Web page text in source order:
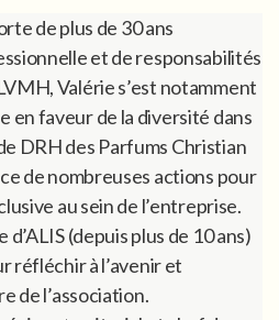
de plus de 30 ans
et de responsabilités
Valérie s’est notamment
en faveur de la diversité dans
DRH des Parfums Christian
de nombreuses actions pour
au sein de l’entreprise.
d’ALIS (depuis plus de 10 ans)
réfléchir à l’avenir et
de l’association.